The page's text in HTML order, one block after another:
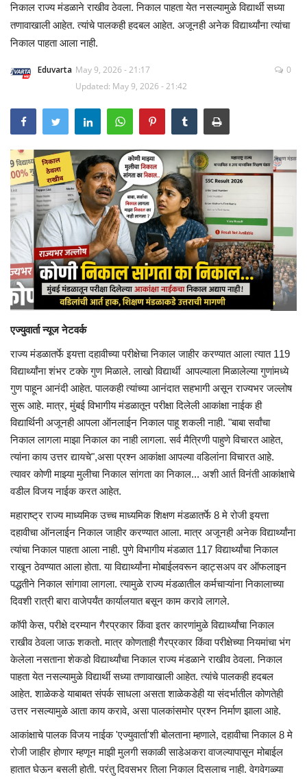
निकाल राज्य मंडळाने राखीव ठेवला. निकाल पाहता येत नसल्यामुळे विद्यार्थी सध्या
तणावाखाली आहेत. त्यांचे पालकही हदबल आहेत. अजूनही अनेक विद्यार्थ्यांना त्यांचा
निकाल पाहता आला नाही.
Eduvarta May 9, 2026 - 21:17
Updated: May 9, 2026 - 21:42
0
एज्युवार्ता न्यूज नेटवर्क
राज्य मंडळातर्फे इयत्ता दहावीच्या परीक्षेचा निकाल जाहीर करण्यात आला त्यात 119
विद्यार्थ्यांना शंभर टक्के गुण मिळाले. लाखो विद्यार्थी आपल्याला मिळालेल्या गुणांमध्ये
गुण पाहून आनंदी आहेत. पालकही त्यांच्या आनंदात सहभागी असून राज्यभर जल्लोष
सुरू आहे. मात्र, मुंबई विभागीय मंडळातून परीक्षा दिलेली आकांक्षा नाईक ही
विद्यार्थिनी अजूनही आपला ऑनलाईन निकाल पाहू शकली नाही. "बाबा सर्वांचा
निकाल लागला माझा निकाल का नाही लागला. सर्व मैत्रिणी पाहुणे विचारत आहेत,
त्यांना काय उत्तर द्यायचे",असा प्रश्न आकांक्षा आपल्या वडिलांना विचारत आहे.
त्यावर कोणी माझ्या मुलीचा निकाल सांगता का निकाल... अशी आर्त विनंती आकांक्षाचे
वडील विजय नाईक करत आहेत.
महाराष्ट्र राज्य माध्यमिक उच्च माध्यमिक शिक्षण मंडळातर्फे 8 मे रोजी इयत्ता
दहावीचा ऑनलाईन निकाल जाहीर करण्यात आला. मात्र अजूनही अनेक विद्यार्थ्यांना
त्यांचा निकाल पाहता आला नाही. पुणे विभागीय मंडळात 117 विद्यार्थ्यांचा निकाल
राखून ठेवण्यात आला होता. या विद्यार्थ्यांना मोबाईलवरून व्हाट्सअप वर ऑफलाइन
पद्धतीने निकाल सांगावा लागला. त्यामुळे राज्य मंडळातील कर्मचाऱ्यांना निकालाच्या
दिवशी रात्री बारा वाजेपर्यंत कार्यालयात बसून काम करावे लागले.
कॉपी केस, परीक्षे दरम्यान गैरप्रकार किंवा इतर कारणांमुळे विद्यार्थ्यांचा निकाल
राखीव ठेवला जाऊ शकतो. मात्र कोणताही गैरप्रकार किंवा परीक्षेच्या नियमांचा भंग
केलेला नसताना शेकडो विद्यार्थ्यांचा निकाल राज्य मंडळाने राखीव ठेवला. निकाल
पाहता येत नसल्यामुळे विद्यार्थी सध्या तणावाखाली आहेत. त्यांचे पालकही हदबल
आहेत. शाळेकडे याबाबत संपर्क साधला असता शाळेकडेही या संदर्भातील कोणतेही
उत्तर नसल्यामुळे आता काय करावे, असा पालकांसमोर प्रश्न निर्माण झाला आहे.
आकांक्षाचे पालक विजय नाईक 'एज्युवार्ता'शी बोलताना म्हणाले, दहावीचा निकाल 8 मे
रोजी जाहीर होणार म्हणून माझी मुलगी सकाळी साडेअकरा वाजल्यापासून मोबाईल
हातात घेऊन बसली होती. परंतु दिवसभर तिला निकाल दिसलाच नाही. वेगवेगळ्या